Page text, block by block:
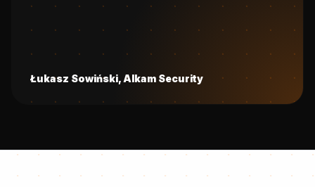
Łukasz Sowiński, Alkam Security